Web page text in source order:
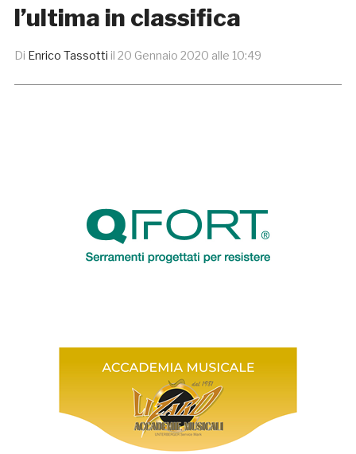
l’ultima in classifica
Di Enrico Tassotti il 20 Gennaio 2020 alle 10:49